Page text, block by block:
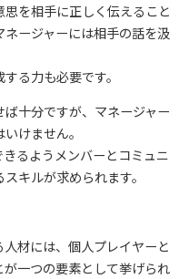
を相手に正しく伝えること
ージャーには相手の話を汲
る力も必要です。
十分ですが、マネージャー
けません。
るようメンバーとコミュニ
キルが求められます。
材には、個人プレイヤーと
一つの要素として挙げられ